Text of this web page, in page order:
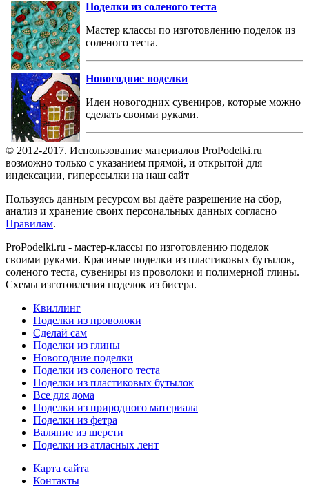
Поделки из соленого теста
Мастер классы по изготовлению поделок из
соленого теста.
Новогодние поделки
Идеи новогодних сувениров, которые можно
сделать своими руками.
© 2012-2017. Использование материалов ProPodelki.ru
возможно только с указанием прямой, и открытой для
индексации, гиперссылки на наш сайт
Пользуясь данным ресурсом вы даёте разрешение на сбор,
анализ и хранение своих персональных данных согласно
Правилам.
ProPodelki.ru - мастер-классы по изготовлению поделок
своими руками. Красивые поделки из пластиковых бутылок,
соленого теста, сувениры из проволоки и полимерной глины.
Схемы изготовления поделок из бисера.
Квиллинг
Поделки из проволоки
Сделай сам
Поделки из глины
Новогодние поделки
Поделки из соленого теста
Поделки из пластиковых бутылок
Все для дома
Поделки из природного материала
Поделки из фетра
Валяние из шерсти
Поделки из атласных лент
Карта сайта
Контакты